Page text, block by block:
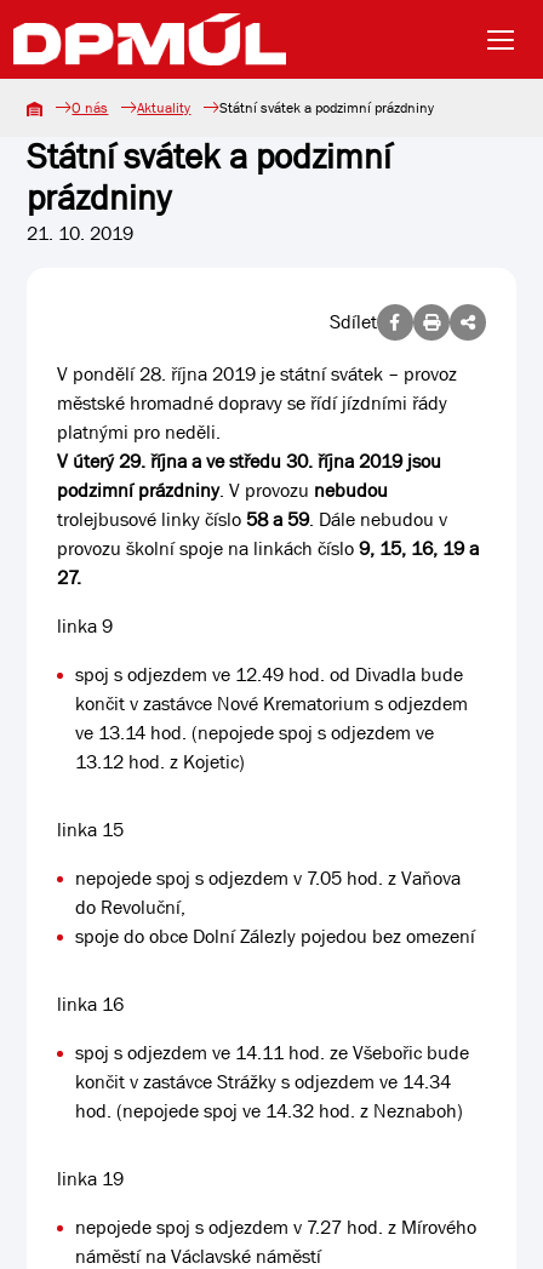
O nás Aktuality Státní svátek a podzimní prázdniny
Státní svátek a podzimní
prázdniny
21. 10. 2019
Sdílet
V pondělí 28. října 2019 je státní svátek – provoz
městské hromadné dopravy se řídí jízdními řády
platnými pro neděli.
V úterý 29. října a ve středu 30. října 2019 jsou
podzimní prázdniny. V provozu nebudou
trolejbusové linky číslo58 a 59. Dále nebudou v
provozu školní spoje na linkách číslo9, 15, 16, 19 a
27.
linka 9
spoj s odjezdem ve 12.49 hod. od Divadla bude
končit v zastávce Nové Krematorium s odjezdem
ve 13.14 hod. (nepojede spoj s odjezdem ve
13.12 hod. z Kojetic)
linka 15
nepojede spoj s odjezdem v 7.05 hod. z Vaňova
do Revoluční,
spoje do obce Dolní Zálezly pojedou bez omezení
linka 16
spoj s odjezdem ve 14.11 hod. ze Všebořic bude
končit v zastávce Strážky s odjezdem ve 14.34
hod. (nepojede spoj ve 14.32 hod. z Neznaboh)
linka 19
nepojede spoj s odjezdem v 7.27 hod. z Mírového
náměstí na Václavské náměstí